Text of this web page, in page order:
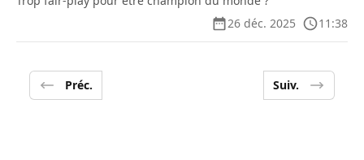
26 déc. 2025
11:38
Préc. Suiv.